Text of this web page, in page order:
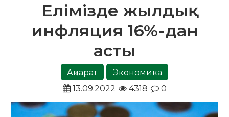
Елімізде жылдық
инфляция 16%-дан
асты
Ақпарат
Экономика
13.09.2022
4318 0